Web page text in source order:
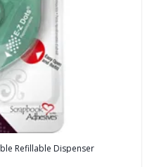
Refillable Dispenser